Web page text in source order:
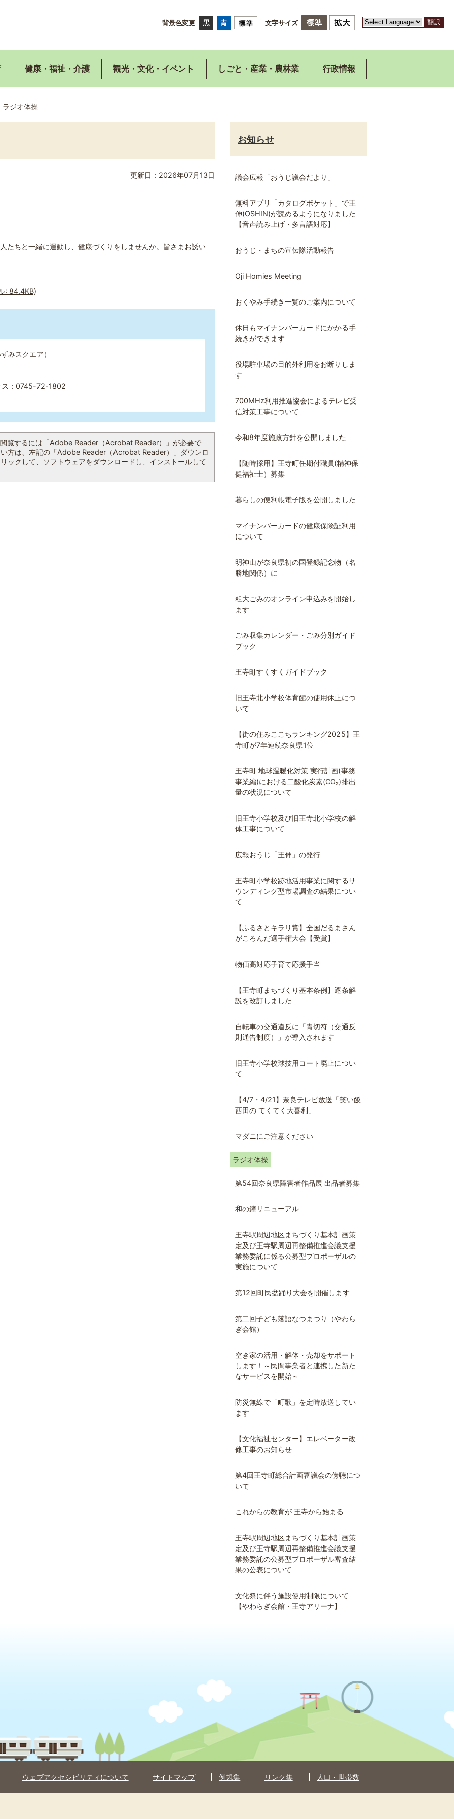
背景色変更 文字サイズ 翻訳
健康・福祉・介護 観光・文化・イベント しごと・産業・農林業 行政情報
ラジオ体操
更新日：2026年07月13日
たちと一緒に運動し、健康づくりをしませんか。皆さまお誘い
: 84.4KB)
みスクエア）
：0745-72-1802
覧するには「Adobe Reader（Acrobat Reader）」が必要で
方は、左記の「Adobe Reader（Acrobat Reader）」ダウンロ
ックして、ソフトウェアをダウンロードし、インストールして
お知らせ
議会広報「おうじ議会だより」
無料アプリ「カタログポケット」で王
伸(OSHIN)が読めるようになりました
【音声読み上げ・多言語対応】
おうじ・まちの宣伝隊活動報告
Oji Homies Meeting
おくやみ手続き一覧のご案内について
休日もマイナンバーカードにかかる手
続きができます
役場駐車場の目的外利用をお断りしま
す
700MHz利用推進協会によるテレビ受
信対策工事について
令和8年度施政方針を公開しました
【随時採用】王寺町任期付職員(精神保
健福祉士）募集
暮らしの便利帳電子版を公開しました
マイナンバーカードの健康保険証利用
について
明神山が奈良県初の国登録記念物（名
勝地関係）に
粗大ごみのオンライン申込みを開始し
ます
ごみ収集カレンダー・ごみ分別ガイド
ブック
王寺町すくすくガイドブック
旧王寺北小学校体育館の使用休止につ
いて
【街の住みここちランキング2025】王
寺町が7年連続奈良県1位
王寺町 地球温暖化対策 実行計画(事務
事業編)における二酸化炭素(CO₂)排出
量の状況について
旧王寺小学校及び旧王寺北小学校の解
体工事について
広報おうじ「王伸」の発行
王寺町小学校跡地活用事業に関するサ
ウンディング型市場調査の結果につい
て
【ふるさとキラリ賞】全国だるまさん
がころんだ選手権大会【受賞】
物価高対応子育て応援手当
【王寺町まちづくり基本条例】逐条解
説を改訂しました
自転車の交通違反に「青切符（交通反
則通告制度）」が導入されます
旧王寺小学校球技用コート廃止につい
て
【4/7・4/21】奈良テレビ放送「笑い飯
西田の てくてく大喜利」
マダニにご注意ください
ラジオ体操
第54回奈良県障害者作品展 出品者募集
和の鐘リニューアル
王寺駅周辺地区まちづくり基本計画策
定及び王寺駅周辺再整備推進会議支援
業務委託に係る公募型プロポーザルの
実施について
第12回町民盆踊り大会を開催します
第二回子ども落語なつまつり（やわら
ぎ会館）
空き家の活用・解体・売却をサポート
します！～民間事業者と連携した新た
なサービスを開始～
防災無線で「町歌」を定時放送してい
ます
【文化福祉センター】エレベーター改
修工事のお知らせ
第4回王寺町総合計画審議会の傍聴につ
いて
これからの教育が 王寺から始まる
王寺駅周辺地区まちづくり基本計画策
定及び王寺駅周辺再整備推進会議支援
業務委託の公募型プロポーザル審査結
果の公表について
文化祭に伴う施設使用制限について
【やわらぎ会館・王寺アリーナ】
ウェブアクセシビリティについて サイトマップ 例規集 リンク集 人口・世帯数